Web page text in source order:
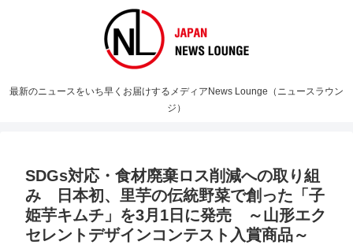
最新のニュースをいち早くお届けするメディアNews Lounge（ニュースラウン
ジ）
SDGs対応・食材廃棄ロス削減への取り組
み 日本初、里芋の伝統野菜で創った「子
姫芋キムチ」を3月1日に発売 ～山形エク
セレントデザインコンテスト入賞商品～